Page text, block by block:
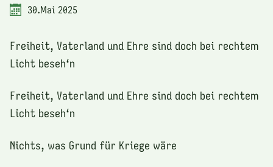
30.Mai 2025
Freiheit, Vaterland und Ehre sind doch bei rechtem
Licht beseh‘n
Freiheit, Vaterland und Ehre sind doch bei rechtem
Licht beseh‘n
Nichts, was Grund für Kriege wäre